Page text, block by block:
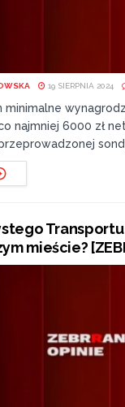
19 SIERPNIA 2024
minimalne
najmniej 6000 zł
mieście?